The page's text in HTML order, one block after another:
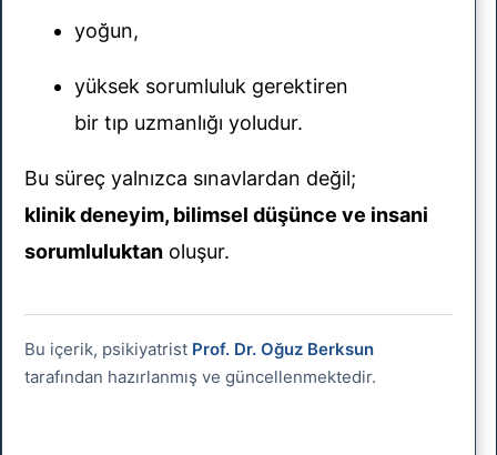
yoğun,
yüksek sorumluluk gerektiren
bir tıp uzmanlığı yoludur.
Bu süreç yalnızca sınavlardan değil;
klinik deneyim, bilimsel düşünce ve insani
sorumluluktan oluşur.
Bu içerik, psikiyatrist Prof. Dr. Oğuz Berksun
tarafından hazırlanmış ve güncellenmektedir.